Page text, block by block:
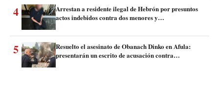
4
Arrestan a residente ilegal de Hebrón por presuntos
actos indebidos contra dos menores y…
5
Resuelto el asesinato de Obanach Dinko en Afula:
presentarán un escrito de acusación contra…